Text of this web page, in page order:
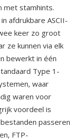
met stamhints.
afdrukbare ASCII-
keer zo groot
ze kunnen via elk
bewerkt in één
Type 1-
waar
waren voor
voordeel is
passeren
FTP-